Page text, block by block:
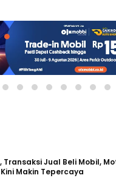
Transaksi Jual Beli Mobil,
Makin Tepercaya